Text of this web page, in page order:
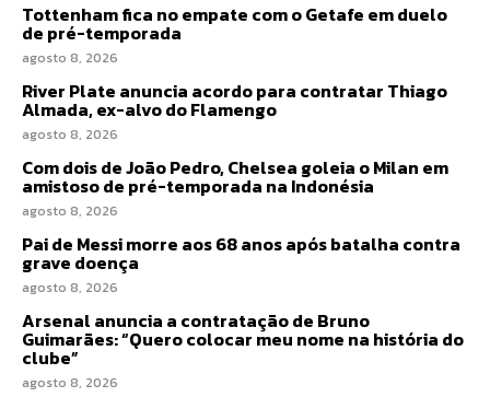
Tottenham fica no empate com o Getafe em duelo
de pré-temporada
agosto 8, 2026
River Plate anuncia acordo para contratar Thiago
Almada, ex-alvo do Flamengo
agosto 8, 2026
Com dois de João Pedro, Chelsea goleia o Milan em
amistoso de pré-temporada na Indonésia
agosto 8, 2026
Pai de Messi morre aos 68 anos após batalha contra
grave doença
agosto 8, 2026
Arsenal anuncia a contratação de Bruno
Guimarães: “Quero colocar meu nome na história do
clube”
agosto 8, 2026